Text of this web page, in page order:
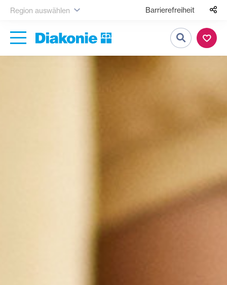
Region auswählen Barrierefreiheit
Suche